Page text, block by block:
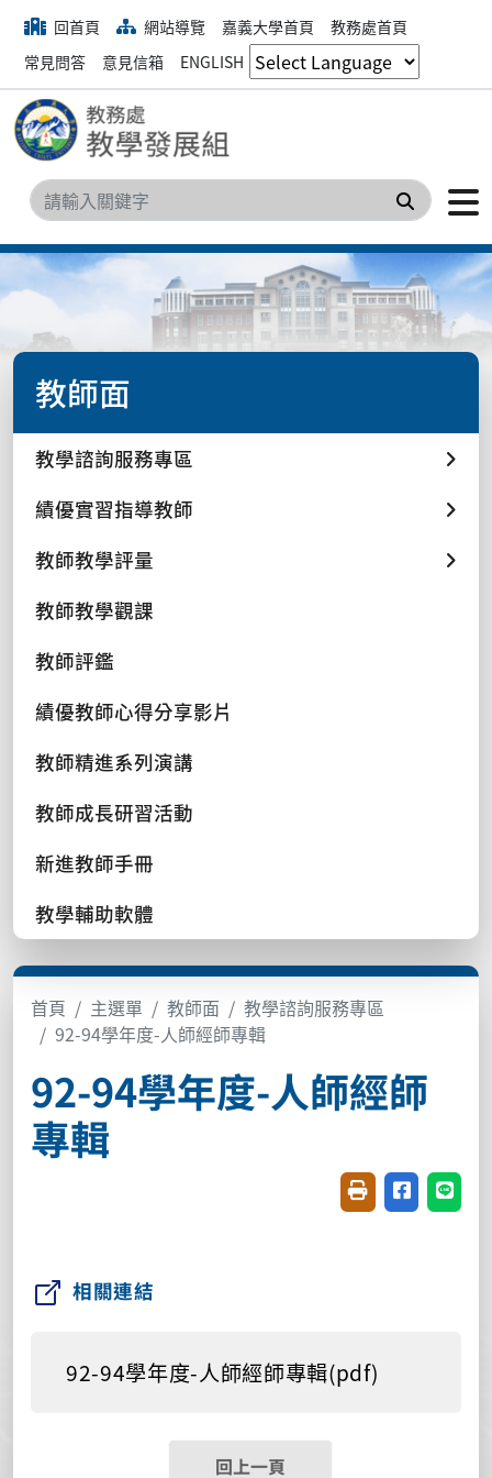
回首頁 網站導覽 嘉義大學首頁
教務處首頁
常見問答
意見信箱 ENGLISH
搜尋
教師面
教學諮詢服務專區
績優實習指導教師
教師教學評量
教師教學觀課
教師評鑑
績優教師心得分享影片
教師精進系列演講
教師成長研習活動
新進教師手冊
教學輔助軟體
首頁 主選單 教師面
教學諮詢服務專區
92-94學年度-人師經師專輯
92-94學年度-人師經師
專輯
友善列印(開新視
分享至臉書
分享
相關連結
92-94學年度-人師經師專輯(pdf)
回上一頁